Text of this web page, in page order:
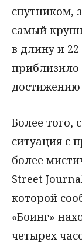
спутником,
самый
в длину и
достижению
Более того,
ситуация с
более
Street
которой
«Боинг»
четырех